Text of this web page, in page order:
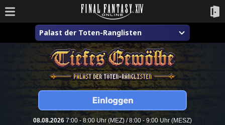
Palast der Toten-Ranglisten
08.08.2026 7:00 - 8:00 Uhr (MEZ) / 8:00 - 9:00 Uhr (MESZ)